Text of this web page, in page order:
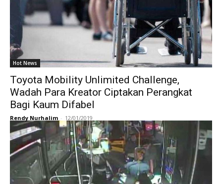
Hot News
Toyota Mobility Unlimited Challenge,
Wadah Para Kreator Ciptakan Perangkat
Bagi Kaum Difabel
Rendy Nurhalim - 12/01/2019